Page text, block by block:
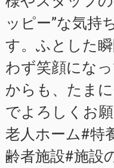
ッピー”な気持
す。ふとした
わず笑顔にな
からも、たま
でよろしくお
老人ホーム#特
齢者施設#施設